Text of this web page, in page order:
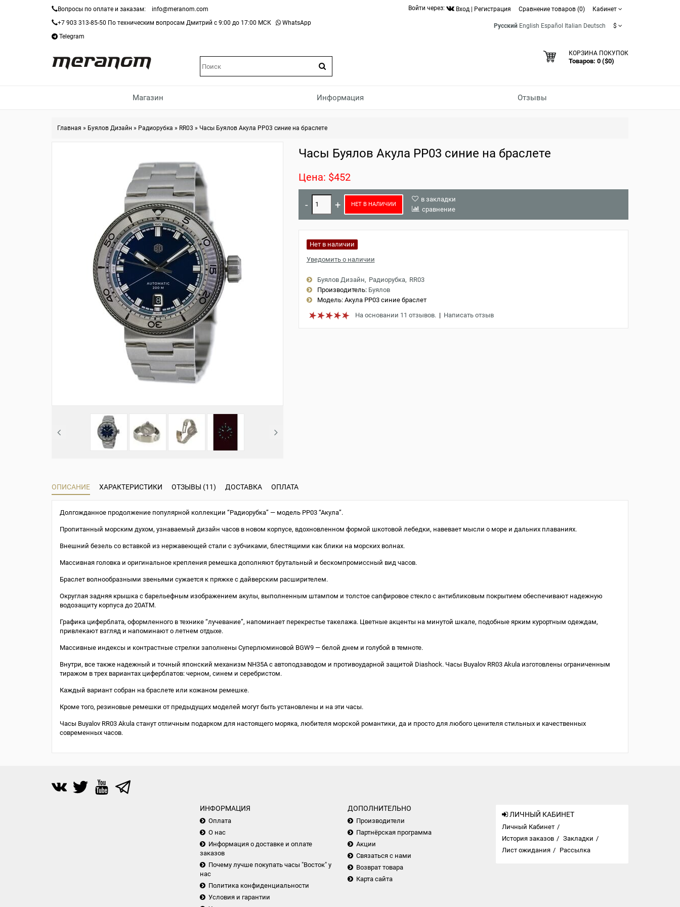
Вопросы по оплате и заказам:
info@meranom.com
+7 903 313-85-50 По техническим вопросам Дмитрий с 9:00 до 17:00 МСК
WhatsApp
Telegram
Войти через: Вход Регистрация Сравнение товаров (0) Кабинет
Русский English Español Italian Deutsch $
КОРЗИНА ПОКУПОК
Товаров: 0 ($0)
Магазин Информация Отзывы
Главная » Буялов Дизайн » Радиорубка » RR03 » Часы Буялов Акула РР03 синие на браслете
Часы Буялов Акула РР03 синие на браслете
Цена: $452
НЕТ В НАЛИЧИИ
в закладки
сравнение
Нет в наличии
Уведомить о наличии
Буялов Дизайн Радиорубка
RR03
Производитель: Буялов
Модель:Акула РР03 синие браслет
На основании 11 отзывов.| Написать отзыв
ОПИСАНИЕ ХАРАКТЕРИСТИКИ ОТЗЫВЫ (11) ДОСТАВКА ОПЛАТА
Долгожданное продолжение популярной коллекции “Радиорубка” — модель РР03 “Акула”.
Пропитанный морским духом, узнаваемый дизайн часов в новом корпусе, вдохновленном формой шкотовой лебедки, навевает мысли о море и дальних плаваниях.
Внешний безель со вставкой из нержавеющей стали с зубчиками, блестящими как блики на морских волнах.
Массивная головка и оригинальное крепления ремешка дополняют брутальный и бескомпромиссный вид часов.
Браслет волнообразными звеньями сужается к пряжке с дайверским расширителем.
Округлая задняя крышка с барельефным изображением акулы, выполненным штампом и толстое сапфировое стекло с антибликовым покрытием обеспечивают надежную
водозащиту корпуса до 20АТМ.
Графика циферблата, оформленного в технике “лучевание”, напоминает перекрестье такелажа. Цветные акценты на минутой шкале, подобные ярким курортным одеждам,
привлекают взгляд и напоминают о летнем отдыхе.
Массивные индексы и контрастные стрелки заполнены Суперлюминовой BGW9 — белой днем и голубой в темноте.
Внутри, все также надежный и точный японский механизм NH35A с автоподзаводом и противоударной защитой Diashock. Часы Buyalov RR03 Akula изготовлены ограниченным
тиражом в трех вариантах циферблатов: черном, синем и серебристом.
Каждый вариант собран на браслете или кожаном ремешке.
Кроме того, резиновые ремешки от предыдущих моделей могут быть установлены и на эти часы.
Часы Buyalov RR03 Akula станут отличным подарком для настоящего моряка, любителя морской романтики, да и просто для любого ценителя стильных и качественных
современных часов.
ИНФОРМАЦИЯ
Оплата
О нас
Информация о доставке и оплате
заказов
Почему лучше покупать часы "Восток" у
нас
Политика конфиденциальности
Условия и гарантии
ДОПОЛНИТЕЛЬНО
Производители
Партнёрская программа
Акции
Связаться с нами
Возврат товара
Карта сайта
ЛИЧНЫЙ КАБИНЕТ
Личный Кабинет
История заказов
Закладки
Лист ожидания
Рассылка